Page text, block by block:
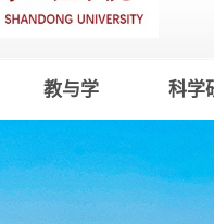
教与学 科学